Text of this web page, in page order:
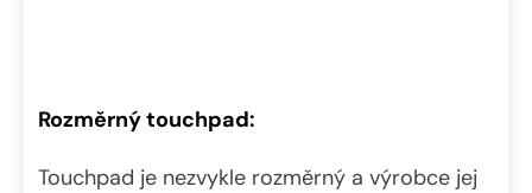
Rozměrný touchpad:
Touchpad je nezvykle rozměrný a výrobce jej